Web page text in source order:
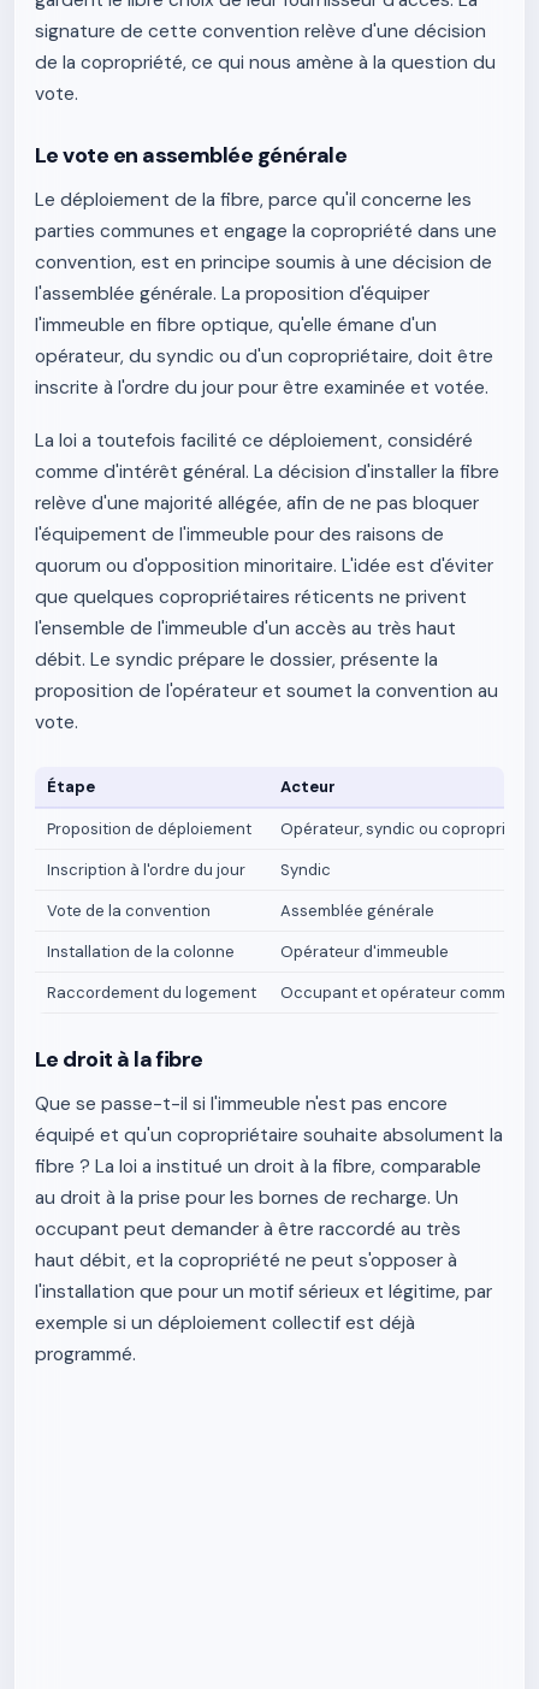
signature de cette convention relève d'une décision
de la copropriété, ce qui nous amène à la question du
vote.
Le vote en assemblée générale
Le déploiement de la fibre, parce qu'il concerne les
parties communes et engage la copropriété dans une
convention, est en principe soumis à une décision de
l'assemblée générale. La proposition d'équiper
l'immeuble en fibre optique, qu'elle émane d'un
opérateur, du syndic ou d'un copropriétaire, doit être
inscrite à l'ordre du jour pour être examinée et votée.
La loi a toutefois facilité ce déploiement, considéré
comme d'intérêt général. La décision d'installer la fibre
relève d'une majorité allégée, afin de ne pas bloquer
l'équipement de l'immeuble pour des raisons de
quorum ou d'opposition minoritaire. L'idée est d'éviter
que quelques copropriétaires réticents ne privent
l'ensemble de l'immeuble d'un accès au très haut
débit. Le syndic prépare le dossier, présente la
proposition de l'opérateur et soumet la convention au
vote.
Étape Acteur
Proposition de déploiement
Opérateur, syndic ou
Inscription à l'ordre du jour
Syndic
Vote de la convention
Assemblée générale
Installation de la colonne
Opérateur d'immeuble
Raccordement du logement
Occupant et opérateur
Le droit à la fibre
Que se passe-t-il si l'immeuble n'est pas encore
équipé et qu'un copropriétaire souhaite absolument la
fibre ? La loi a institué un droit à la fibre, comparable
au droit à la prise pour les bornes de recharge. Un
occupant peut demander à être raccordé au très
haut débit, et la copropriété ne peut s'opposer à
l'installation que pour un motif sérieux et légitime, par
exemple si un déploiement collectif est déjà
programmé.